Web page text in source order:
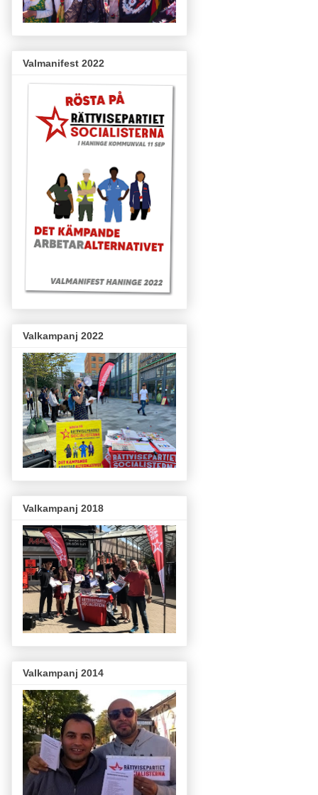
Valmanifest 2022
Valkampanj 2022
Valkampanj 2018
Valkampanj 2014